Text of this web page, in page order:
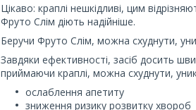
Цікаво: краплі нешкідливі, цим
Фруто Слім діють надійніше.
Беручи Фруто Слім, можна схуднути,
Завдяки ефективності, засіб досить
приймаючи краплі, можна схуднути,
ослаблення апетиту
зниження ризику розвитку хвороб